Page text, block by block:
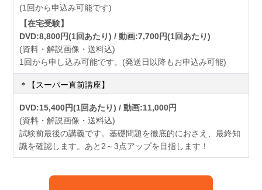
(1回から申込み可能です)
【在宅受験】
DVD:8,800円(1回あたり) / 動画:7,700円(1回あたり)
(資料・解説画像・送料込)
1回から申し込み可能です。(発送日以降もお申込み可能)
＊【スーパー直前講座】
DVD:15,400円(1回あたり) / 動画:11,000円
(資料・解説画像・送料込)
試験前最後の講義です。基礎問題を徹底的におさえ、最終知
識を確認します。あと2～3点アップを目指します！